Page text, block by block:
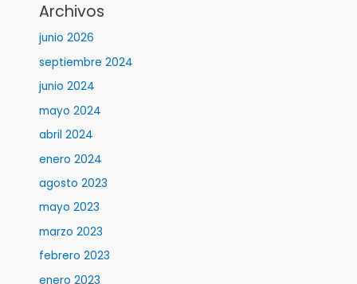
Archivos
junio 2026
septiembre 2024
junio 2024
mayo 2024
abril 2024
enero 2024
agosto 2023
mayo 2023
marzo 2023
febrero 2023
enero 2023